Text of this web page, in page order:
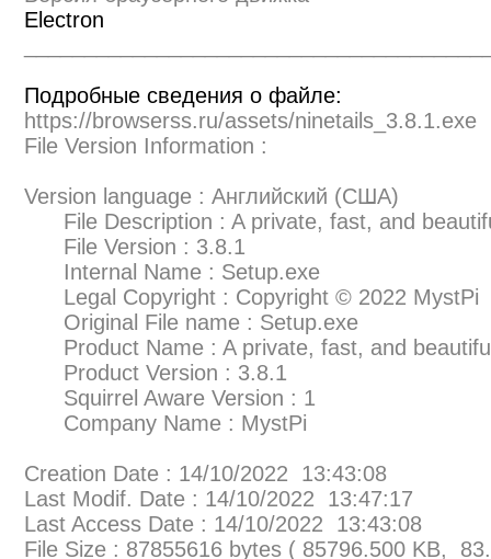
Electron
Подробные сведения о файле:
https://browserss.ru/assets/ninetails_3.8.1.exe
File Version Information :
Version language : Английский (США)
File Description : A private, fast, and
File Version : 3.8.1
Internal Name : Setup.exe
Legal Copyright : Copyright © 2022 MystPi
Original File name : Setup.exe
Product Name : A private, fast, and
Product Version : 3.8.1
Squirrel Aware Version : 1
Company Name : MystPi
Creation Date : 14/10/2022 13:43:08
Last Modif. Date : 14/10/2022 13:47:17
Last Access Date : 14/10/2022 13:43:08
File Size : 87855616 bytes ( 85796.500 KB,